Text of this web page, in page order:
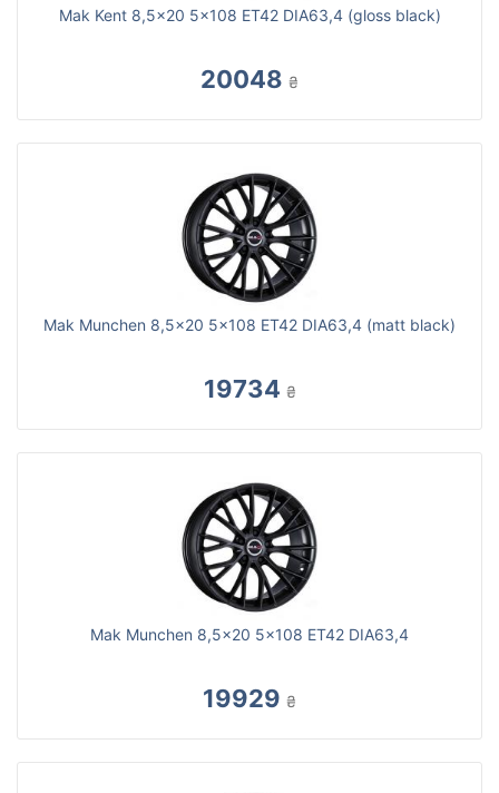
Mak Kent 8,5x20 5x108 ET42 DIA63,4 (gloss black)
20048 ₴
Mak Munchen 8,5x20 5x108 ET42 DIA63,4 (matt black)
19734 ₴
Mak Munchen 8,5x20 5x108 ET42 DIA63,4
19929 ₴